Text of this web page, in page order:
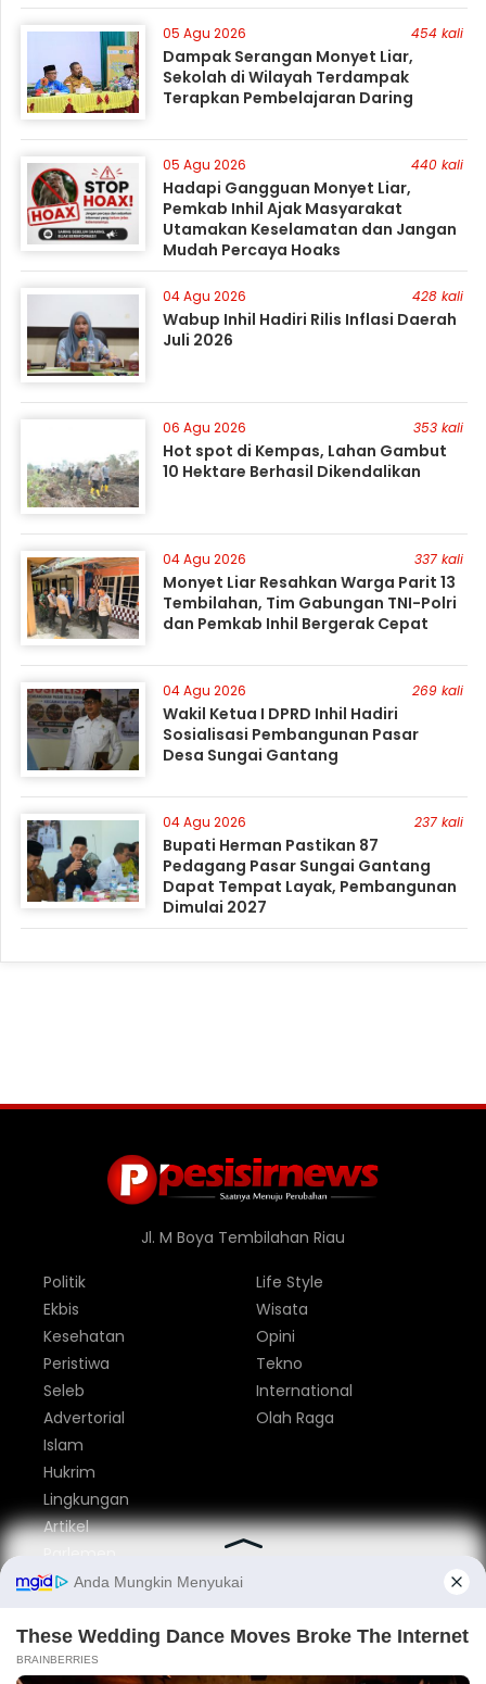
05 Agu 2026 454 kali
Dampak Serangan Monyet Liar,
Sekolah di Wilayah Terdampak
Terapkan Pembelajaran Daring
05 Agu 2026 440 kali
Hadapi Gangguan Monyet Liar,
Pemkab Inhil Ajak Masyarakat
Utamakan Keselamatan dan Jangan
Mudah Percaya Hoaks
04 Agu 2026 428 kali
Wabup Inhil Hadiri Rilis Inflasi Daerah
Juli 2026
06 Agu 2026 353 kali
Hot spot di Kempas, Lahan Gambut
10 Hektare Berhasil Dikendalikan
04 Agu 2026 337 kali
Monyet Liar Resahkan Warga Parit 13
Tembilahan, Tim Gabungan TNI-Polri
dan Pemkab Inhil Bergerak Cepat
04 Agu 2026 269 kali
Wakil Ketua I DPRD Inhil Hadiri
Sosialisasi Pembangunan Pasar
Desa Sungai Gantang
04 Agu 2026 237 kali
Bupati Herman Pastikan 87
Pedagang Pasar Sungai Gantang
Dapat Tempat Layak, Pembangunan
Dimulai 2027
Jl. M Boya Tembilahan Riau
Politik
Ekbis
Kesehatan
Peristiwa
Seleb
Advertorial
Life Style
Wisata
Opini
Tekno
International
Olah Raga
Islam
Hukrim
Lingkungan
Artikel
Nasional
Tentang Kami